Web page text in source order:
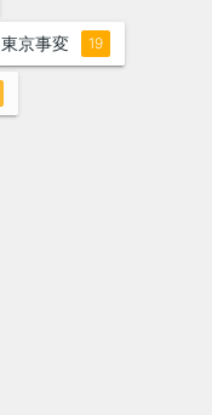
東京事変 19